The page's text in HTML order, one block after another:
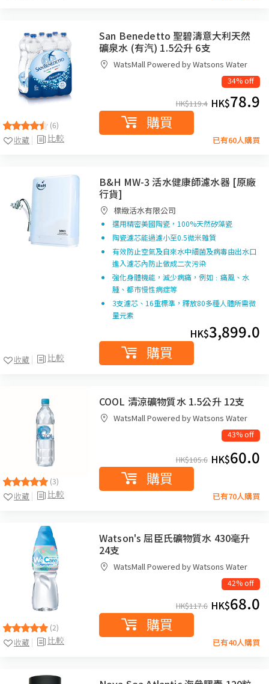
(6)
比較
收藏
San Benedetto 聖碧濤意大利天然
礦泉水 (有汽) 1.5公升 6支
WatsMall Powered by Watsons Water
34% off
HK$119.4 HK$78.9
購買
已有60人購買
比較
收藏
B&H MW-3 活水健康師濾水器 [原廠
行貨]
標緻活水有限公司
選用精密美國陶瓷，100%天然矽藻瓷
陶瓷濾芯能過濾小至0.5微米雜質
有效防止空氣及自來水中細菌及病毒由出水口
進入濾芯內防止做成二次污染
強化身體機能，減少病痛，例如﹕痛風、水
腫、都市慢性病症等
3支濾芯、16重標準，釋放80多種人體所需微
量元素
HK$3,899.0
購買
(3)
比較
收藏
COOL 清涼礦物質水 1.5公升 12支
WatsMall Powered by Watsons Water
43% off
HK$105.6 HK$60.0
購買
已有70人購買
(2)
比較
收藏
Watson's 屈臣氏礦物質水 430毫升
24支
WatsMall Powered by Watsons Water
42% off
HK$117.6 HK$68.0
購買
已有40人購買